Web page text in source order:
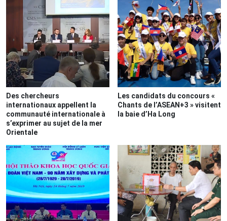
Des chercheurs
internationaux appellent la
communauté internationale à
s’exprimer au sujet de la mer
Orientale
Les candidats du concours «
Chants de l’ASEAN+3 » visitent
la baie d’Ha Long